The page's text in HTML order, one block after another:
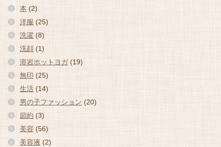
本 (2)
洋服 (25)
洗濯 (8)
洗顔 (1)
溶岩ホットヨガ(19)
無印 (25)
生活 (14)
男の子ファッション (20)
節約 (3)
美容 (56)
美容液 (2)